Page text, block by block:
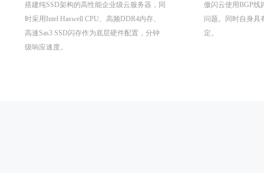
搭建纯SSD架构的高性能企业级云服务器，同
时采用Intel Haswell CPU、高频DDR4内存、
高速Sas3 SSD闪存作为底层硬件配置，分钟
级响应速度。
傲闪云使用BGP线
问题。同时自身具
定。